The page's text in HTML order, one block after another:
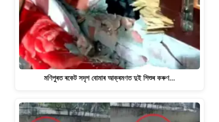
মণিপুৰত ৰকেট সদৃশ বোমাৰ আক্ৰমণত দুই শিশুৰ কৰুণ…